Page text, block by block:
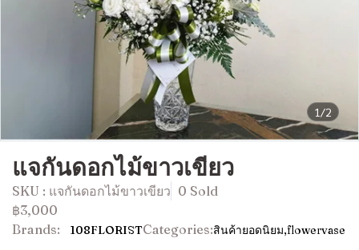
1/2
แจกันดอกไม้ขาวเขียว
SKU : แจกันดอกไม้ขาวเขียว 0 Sold
฿3,000
Brands:
108FLORISTCategories:สินค้ายอดนิยม,flowervase